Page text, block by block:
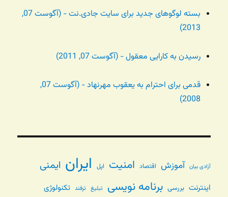
بسته لوگوهای جدید برای سایت جادی.نت - (آگوست 07,
2013)
رسیدن به کارایی معقول - (آگوست 07, 2011)
قدمی برای احترام به یعقوب مهرنهاد - (آگوست 07,
2008)
آزادی بیان آموزش اقتصاد امنیت اپل ایران ایمنی
اینترنت بررسی برنامه نویسی تبلیغ ترفند تکنولوژی